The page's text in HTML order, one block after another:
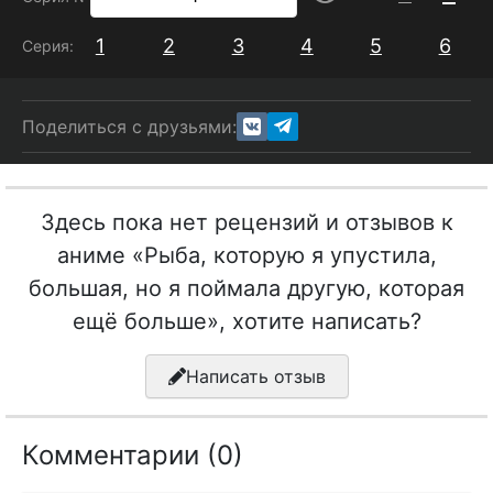
Серия: 1 2 3 4 5 6
Поделиться с друзьями:
Здесь пока нет рецензий и отзывов к
аниме «Рыба, которую я упустила,
большая, но я поймала другую, которая
ещё больше», хотите написать?
Написать отзыв
Комментарии (0)